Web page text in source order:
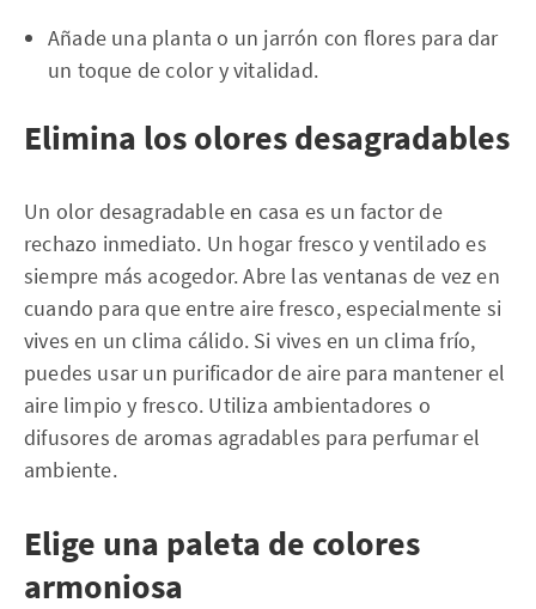
Añade una planta o un jarrón con flores para dar
un toque de color y vitalidad.
Elimina los olores desagradables
Un olor desagradable en casa es un factor de
rechazo inmediato. Un hogar fresco y ventilado es
siempre más acogedor. Abre las ventanas de vez en
cuando para que entre aire fresco, especialmente si
vives en un clima cálido. Si vives en un clima frío,
puedes usar un purificador de aire para mantener el
aire limpio y fresco. Utiliza ambientadores o
difusores de aromas agradables para perfumar el
ambiente.
Elige una paleta de colores
armoniosa